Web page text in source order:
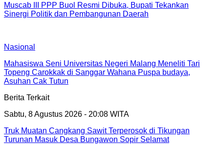
Muscab III PPP Buol Resmi Dibuka, Bupati Tekankan
Sinergi Politik dan Pembangunan Daerah
Nasional
Mahasiswa Seni Universitas Negeri Malang Meneliti Tari
Topeng Carokkak di Sanggar Wahana Puspa budaya,
Asuhan Cak Tutun
Berita Terkait
Sabtu, 8 Agustus 2026 - 20:08 WITA
Truk Muatan Cangkang Sawit Terperosok di Tikungan
Turunan Masuk Desa Bungawon Sopir Selamat